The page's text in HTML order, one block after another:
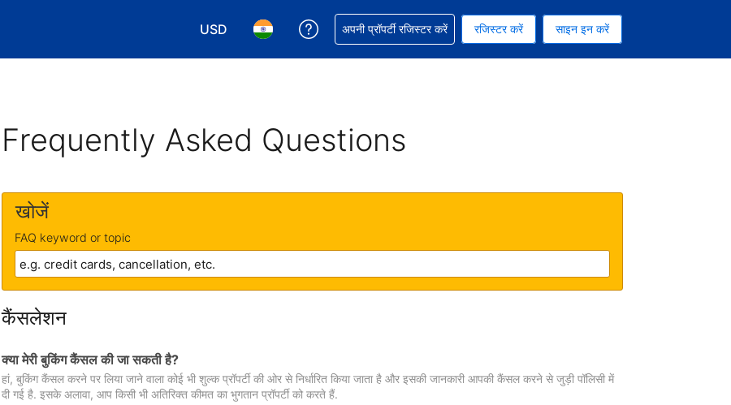
USD
अपनी करेंसी चुनें. आपने अभी USD करेंसी को चुना हुआ है
अपनी भाषा चुनें. आपने अभी हिन्दी भाषा को चुना हुआ है
अपनी बुकिंग में सहायता पाएं
अपनी प्रॉपर्टी रजिस्टर करें रजिस्टर करें साइन इन करें
Frequently Asked Questions
खोजें
FAQ keyword or topic
कैंसलेशन
क्या मेरी बुकिंग कैंसल की जा सकती है?
हां, बुकिंग कैंसल करने पर लिया जाने वाला कोई भी शुल्क प्रॉपर्टी की ओर से निर्धारित किया जाता है और इसकी जानकारी आपकी कैंसल करने से जुड़ी पॉलिसी में
दी गई है. इसके अलावा, आप किसी भी अतिरिक्त कीमत का भुगतान प्रॉपर्टी को करते हैं.